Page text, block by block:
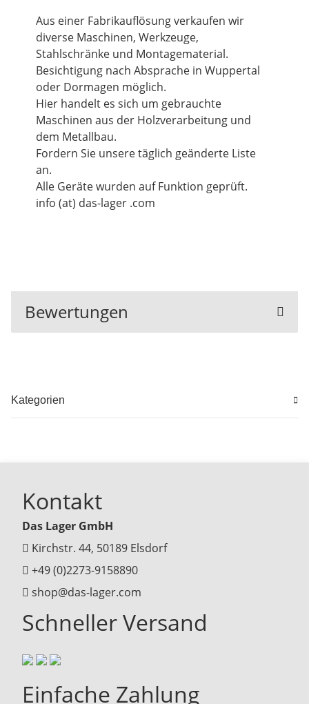
Aus einer Fabrikauflösung verkaufen wir
diverse Maschinen, Werkzeuge,
Stahlschränke und Montagematerial.
Besichtigung nach Absprache in Wuppertal
oder Dormagen möglich.
Hier handelt es sich um gebrauchte
Maschinen aus der Holzverarbeitung und
dem Metallbau.
Fordern Sie unsere täglich geänderte Liste
an.
Alle Geräte wurden auf Funktion geprüft.
info (at) das-lager .com
Bewertungen
Kategorien
Kontakt
Das Lager GmbH
Kirchstr. 44, 50189 Elsdorf
+49 (0)2273-9158890
shop@das-lager.com
Schneller Versand
Einfache Zahlung